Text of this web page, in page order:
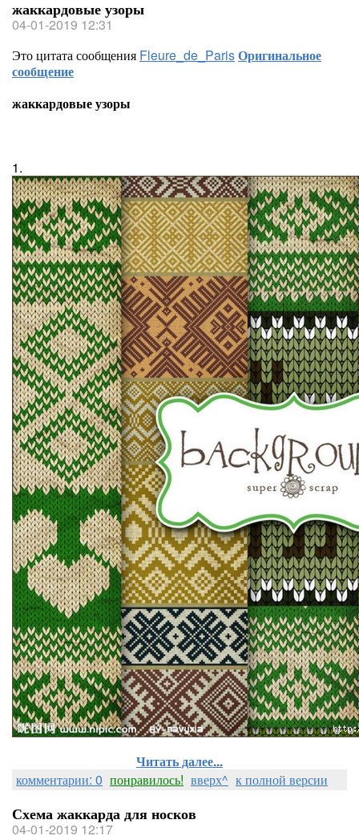
жаккардовые узоры
04-01-2019 12:31
Это цитата сообщения Fleure_de_ParisОригинальное
сообщение
жаккардовые узоры
1.
Читать далее...
комментарии: 0 понравилось! вверх^ к полной версии
Схема жаккарда для носков
04-01-2019 12:17